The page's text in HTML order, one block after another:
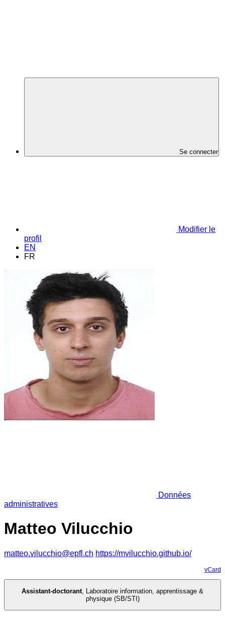
Se connecter
Modifier le
profil
EN
FR
Données
administratives
Matteo Vilucchio
matteo.vilucchio@epfl.ch https://mvilucchio.github.io/
vCard
Assistant-doctorant, Laboratoire information, apprentissage &
physique (SB/STI)